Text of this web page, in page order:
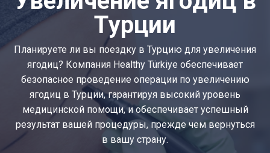
o
n
Турции
Планируете ли вы поездку в Турцию для увеличения
ягодиц? Компания Healthy Türkiye обеспечивает
безопасное проведение операции по увеличению
ягодиц в Турции, гарантируя высокий уровень
медицинской помощи, и обеспечивает успешный
результат вашей процедуры, прежде чем вернуться
в вашу страну.